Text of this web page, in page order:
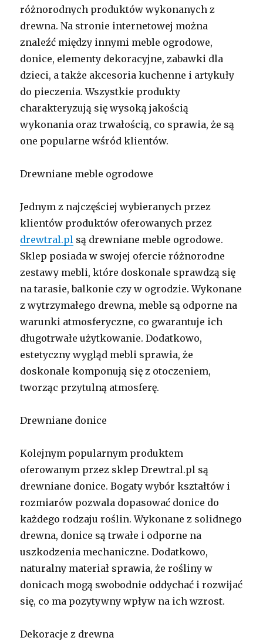
różnorodnych produktów wykonanych z
drewna. Na stronie internetowej można
znaleźć między innymi meble ogrodowe,
donice, elementy dekoracyjne, zabawki dla
dzieci, a także akcesoria kuchenne i artykuły
do pieczenia. Wszystkie produkty
charakteryzują się wysoką jakością
wykonania oraz trwałością, co sprawia, że są
one popularne wśród klientów.
Drewniane meble ogrodowe
Jednym z najczęściej wybieranych przez
klientów produktów oferowanych przez
drewtral.pl są drewniane meble ogrodowe.
Sklep posiada w swojej ofercie różnorodne
zestawy mebli, które doskonale sprawdzą się
na tarasie, balkonie czy w ogrodzie. Wykonane
z wytrzymałego drewna, meble są odporne na
warunki atmosferyczne, co gwarantuje ich
długotrwałe użytkowanie. Dodatkowo,
estetyczny wygląd mebli sprawia, że
doskonale komponują się z otoczeniem,
tworząc przytulną atmosferę.
Drewniane donice
Kolejnym popularnym produktem
oferowanym przez sklep Drewtral.pl są
drewniane donice. Bogaty wybór kształtów i
rozmiarów pozwala dopasować donice do
każdego rodzaju roślin. Wykonane z solidnego
drewna, donice są trwałe i odporne na
uszkodzenia mechaniczne. Dodatkowo,
naturalny materiał sprawia, że rośliny w
donicach mogą swobodnie oddychać i rozwijać
się, co ma pozytywny wpływ na ich wzrost.
Dekoracje z drewna